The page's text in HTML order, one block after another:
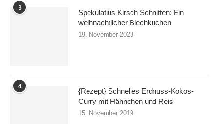
3
Spekulatius Kirsch Schnitten: Ein
weihnachtlicher Blechkuchen
19. November 2023
4
{Rezept} Schnelles Erdnuss-Kokos-
Curry mit Hähnchen und Reis
15. November 2019